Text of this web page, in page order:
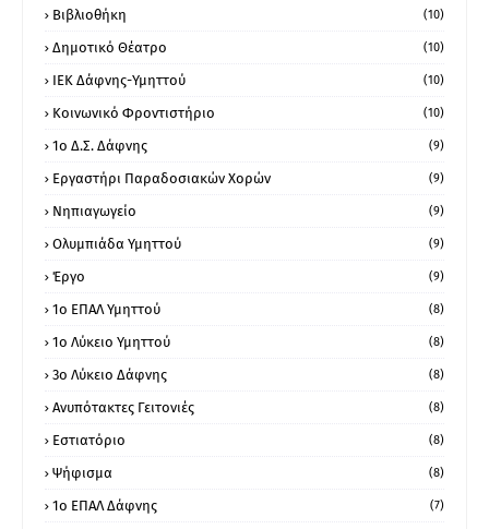
Βιβλιοθήκη (10)
Δημοτικό Θέατρο (10)
ΙΕΚ Δάφνης-Υμηττού (10)
Κοινωνικό Φροντιστήριο (10)
1ο Δ.Σ. Δάφνης (9)
Εργαστήρι Παραδοσιακών Χορών (9)
Νηπιαγωγείο (9)
Ολυμπιάδα Υμηττού (9)
Έργο (9)
1o ΕΠΑΛ Υμηττού (8)
1ο Λύκειο Υμηττού (8)
3ο Λύκειο Δάφνης (8)
Ανυπότακτες Γειτονιές (8)
Εστιατόριο (8)
Ψήφισμα (8)
1ο ΕΠΑΛ Δάφνης (7)